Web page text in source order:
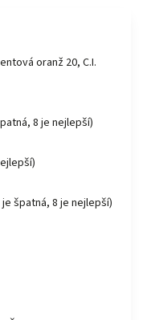
oranž 20, C.I.
8 je nejlepší)
je špatná, 8 je nejlepší)